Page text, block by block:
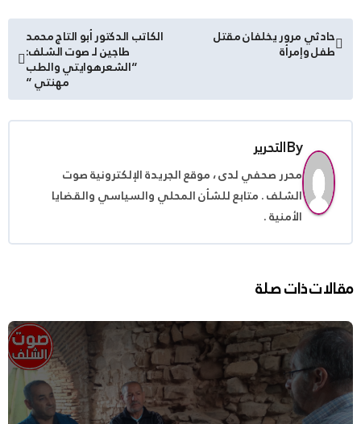
تصفّح
المقالات
حادثي مرور يخلفان مقتل
طفل وإمرأة
الكاتب الدكتور أبو التاج محمد
طاجين لـ صوت الشلف:
“الشعرهوايتي والطب
مهنتي “
Byالتحرير
محرر صحفي لدى ، موقع الجريدة الإلكترونية صوت
الشلف . متابع للشأن المحلي والسياسي والقضايا
الأمنية .
مقالات ذات صلة